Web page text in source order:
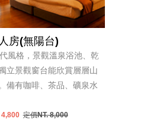
房(無陽台)
風格，景觀溫泉浴池、乾
立景觀窗台能欣賞層層山
備有咖啡、茶品、礦泉水
4,800定價NT. 8,000